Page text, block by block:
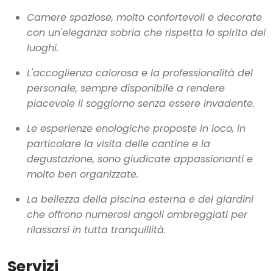
Camere spaziose, molto confortevoli e decorate
con un'eleganza sobria che rispetta lo spirito dei
luoghi.
L'accoglienza calorosa e la professionalità del
personale, sempre disponibile a rendere
piacevole il soggiorno senza essere invadente.
Le esperienze enologiche proposte in loco, in
particolare la visita delle cantine e la
degustazione, sono giudicate appassionanti e
molto ben organizzate.
La bellezza della piscina esterna e dei giardini
che offrono numerosi angoli ombreggiati per
rilassarsi in tutta tranquillità.
Servizi